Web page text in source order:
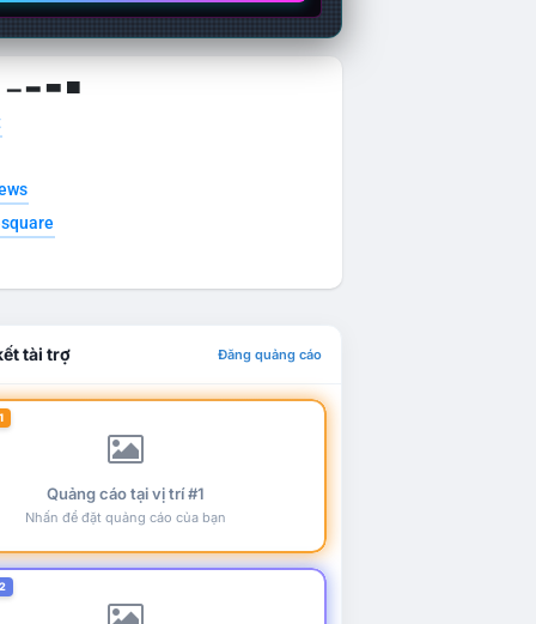
▁ ▂ ▃ ▄
tài trợ Đăng quảng cáo
Quảng cáo tại vị trí #1
Nhấn để đặt quảng cáo của bạn